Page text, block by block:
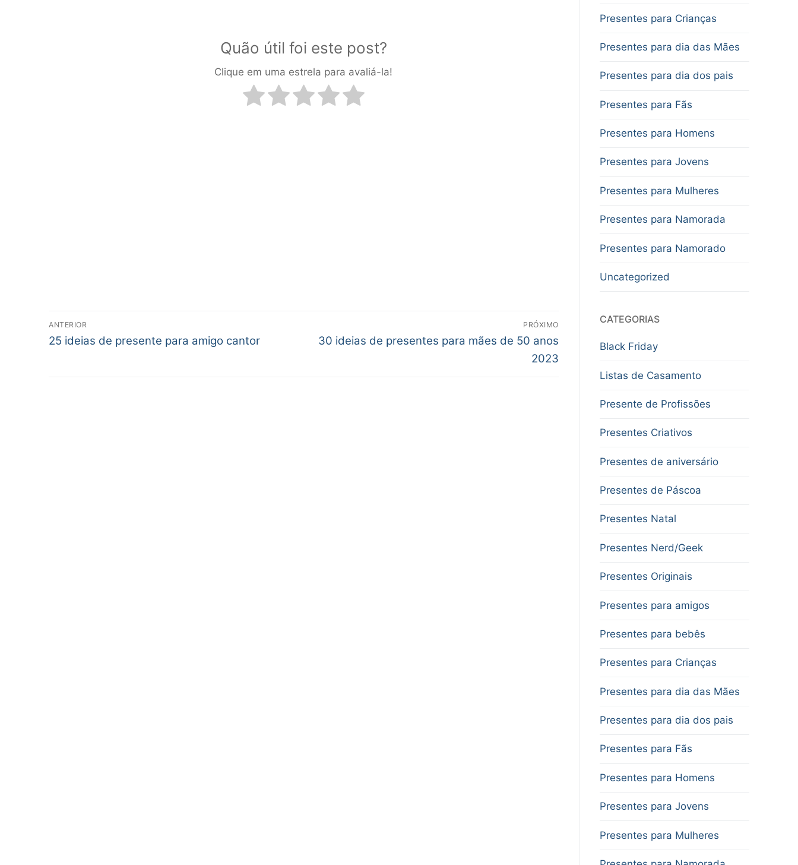
Quão útil foi este post?
Clique em uma estrela para avaliá-la!
ANTERIOR
25 ideias de presente para amigo cantor
PRÓXIMO
30 ideias de presentes para mães de 50 anos
2023
Presentes para Crianças
Presentes para dia das Mães
Presentes para dia dos pais
Presentes para Fãs
Presentes para Homens
Presentes para Jovens
Presentes para Mulheres
Presentes para Namorada
Presentes para Namorado
Uncategorized
CATEGORIAS
Black Friday
Listas de Casamento
Presente de Profissões
Presentes Criativos
Presentes de aniversário
Presentes de Páscoa
Presentes Natal
Presentes Nerd/Geek
Presentes Originais
Presentes para amigos
Presentes para bebês
Presentes para Crianças
Presentes para dia das Mães
Presentes para dia dos pais
Presentes para Fãs
Presentes para Homens
Presentes para Jovens
Presentes para Mulheres